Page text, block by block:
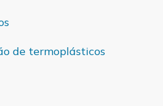
de termoplásticos